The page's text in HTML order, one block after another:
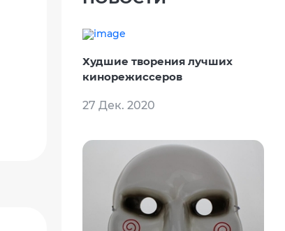
Худшие творения лучших
кинорежиссеров
27 Дек. 2020